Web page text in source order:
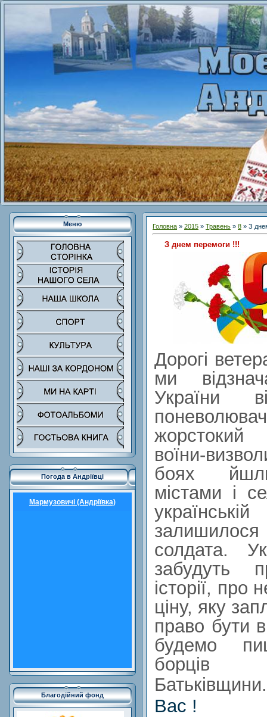
Меню
Погода в Андріївці
Мармузовичі (Андріївка)
Благодійний фонд
Головна » 2015 » Травень » 8 » З
З днем перемоги !!!
Дорогі
ми
України
жорстокий
воїни-
боях
містами і
залишилося
солдата.
забудуть
історії, про
ціну, яку
право бути
будемо
борців
Вас !